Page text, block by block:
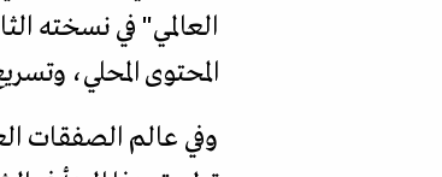
العالمي" في نسخته
المحتوى المحلي،
وفي عالم الصفقات